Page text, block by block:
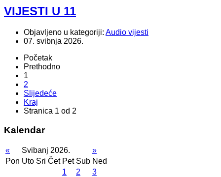
VIJESTI U 11
Objavljeno u kategoriji: Audio vijesti
07. svibnja 2026.
Početak
Prethodno
1
2
Slijedeće
Kraj
Stranica 1 od 2
Kalendar
« Svibanj 2026.
»
Pon Uto Sri Čet Pet Sub Ned
1
2
3